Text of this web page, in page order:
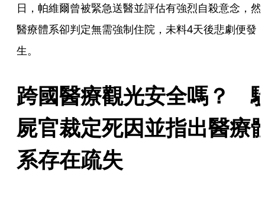
日，帕維爾曾被緊急送醫並評估有強烈自殺意念，然
醫療體系卻判定無需強制住院，未料4天後悲劇便發
生。
跨國醫療觀光安全嗎？　
屍官裁定死因並指出醫療
系存在疏失